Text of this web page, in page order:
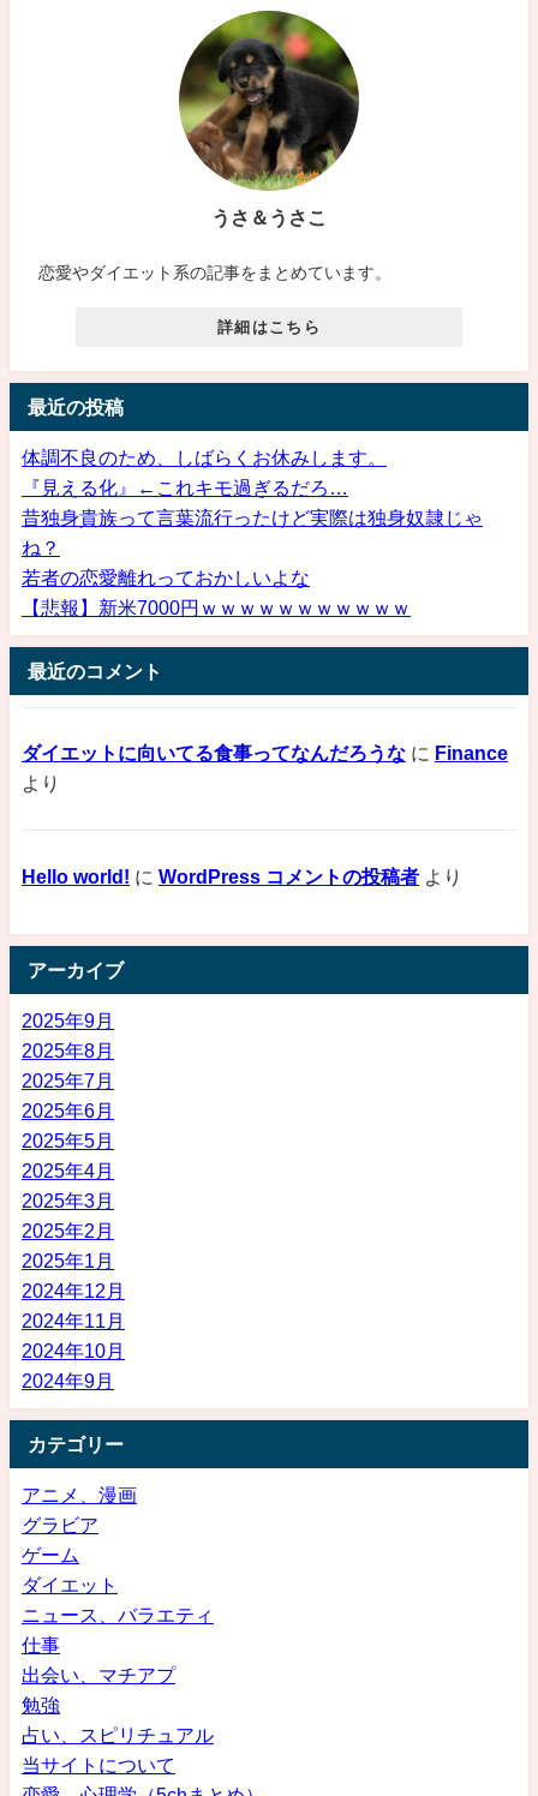
うさ＆うさこ
恋愛やダイエット系の記事をまとめています。
詳細はこちら
最近の投稿
体調不良のため、しばらくお休みします。
『見える化』←これキモ過ぎるだろ…
昔独身貴族って言葉流行ったけど実際は独身奴隷じゃ
ね？
若者の恋愛離れっておかしいよな
【悲報】新米7000円ｗｗｗｗｗｗｗｗｗｗｗ
最近のコメント
ダイエットに向いてる食事ってなんだろうな に Finance
より
Hello world! に WordPress コメントの投稿者 より
アーカイブ
2025年9月
2025年8月
2025年7月
2025年6月
2025年5月
2025年4月
2025年3月
2025年2月
2025年1月
2024年12月
2024年11月
2024年10月
2024年9月
カテゴリー
アニメ、漫画
グラビア
ゲーム
ダイエット
ニュース、バラエティ
仕事
出会い、マチアプ
勉強
占い、スピリチュアル
当サイトについて